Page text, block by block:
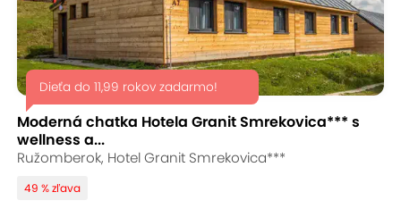
Dieťa do 11,99 rokov zadarmo!
Moderná chatka Hotela Granit Smrekovica*** s
wellness a...
Ružomberok, Hotel Granit Smrekovica***
49 % zľava